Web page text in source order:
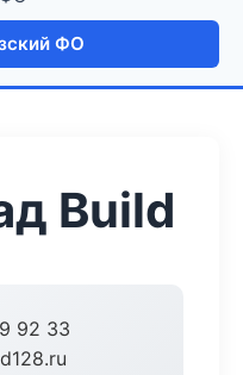
ФО
Build
92 33